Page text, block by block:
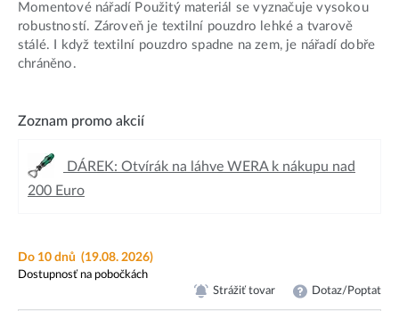
Momentové nářadí Použitý materiál se vyznačuje vysokou
robustností. Zároveň je textilní pouzdro lehké a tvarově
stálé. I když textilní pouzdro spadne na zem, je nářadí dobře
chráněno.
Zoznam promo akcií
DÁREK: Otvírák na láhve WERA k nákupu nad
200 Euro
Do 10 dnů (19.08. 2026)
Dostupnosť na pobočkách
Strážiť tovar Dotaz/Poptat